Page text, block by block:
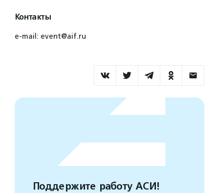
Контакты
e-mail: event@aif.ru
Поддержите работу АСИ!